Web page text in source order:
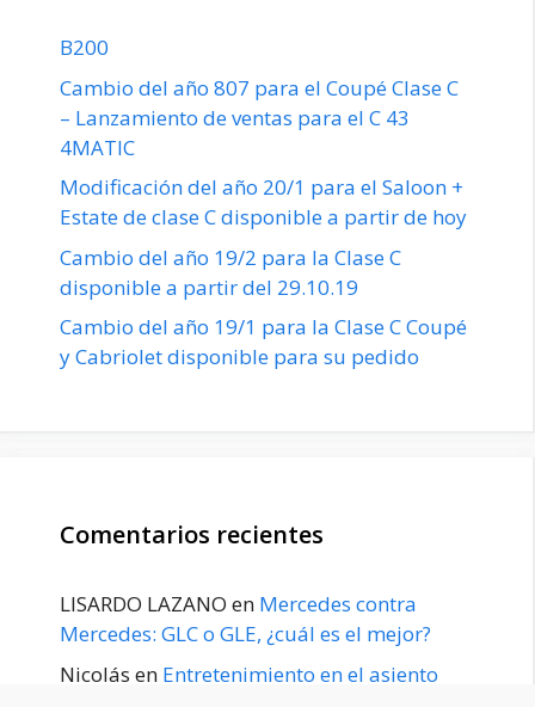
B200
Cambio del año 807 para el Coupé Clase C
– Lanzamiento de ventas para el C 43
4MATIC
Modificación del año 20/1 para el Saloon +
Estate de clase C disponible a partir de hoy
Cambio del año 19/2 para la Clase C
disponible a partir del 29.10.19
Cambio del año 19/1 para la Clase C Coupé
y Cabriolet disponible para su pedido
Comentarios recientes
LISARDO LAZANO en Mercedes contra
Mercedes: GLC o GLE, ¿cuál es el mejor?
Nicolás en Entretenimiento en el asiento